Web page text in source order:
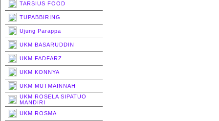
TARSIUS FOOD
TUPABBIRING
Ujung Parappa
UKM BASARUDDIN
UKM FADFARZ
UKM KONNYA
UKM MUTMAINNAH
UKM ROSELA SIPATUO
MANDIRI
UKM ROSMA